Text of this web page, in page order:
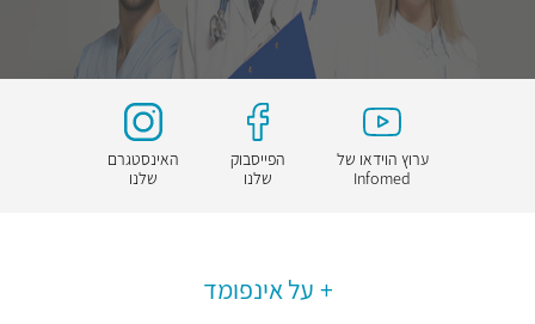
ערוץ הוידאו של
Infomed
הפייסבוק
שלנו
האינסטגרם
שלנו
על אינפומד